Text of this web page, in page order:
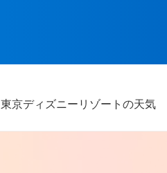
東京ディズニーリゾートの天気